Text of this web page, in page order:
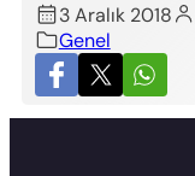
3 Aralık 2018
Genel